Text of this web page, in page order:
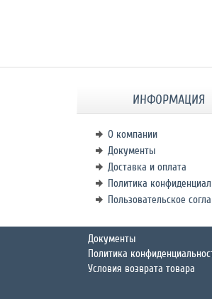
ИНФОРМАЦИЯ
О компании
Документы
Доставка и оплата
Политика
Пользовательское
Документы
Политика
Условия возврата товара